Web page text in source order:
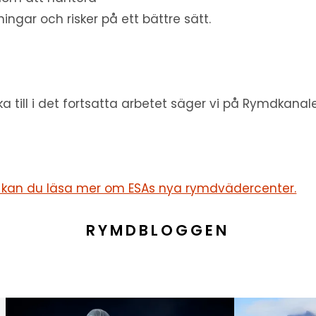
och risker på ett bättre sätt.
till i det fortsatta arbetet säger vi på
kan du läsa mer om ESAs nya rymdvädercenter.
RYMDBLOGGEN